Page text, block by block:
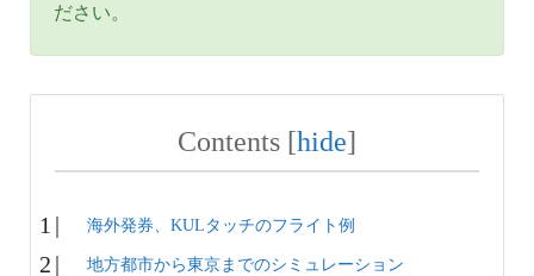
ださい。
Contents [hide]
海外発券、KULタッチのフライト例
地方都市から東京までのシミュレーション